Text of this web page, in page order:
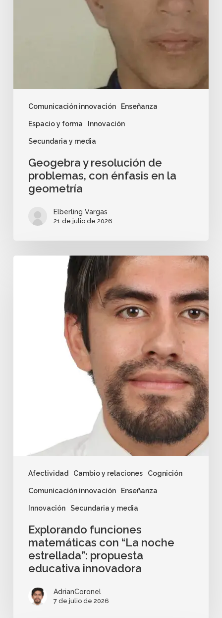
Comunicación innovación Enseñanza
Espacio y forma Innovación
Secundaria y media
Geogebra y resolución de
problemas, con énfasis en la
geometría
Elberling Vargas
21 de julio de 2026
Afectividad Cambio y relaciones Cognición
Comunicación innovación Enseñanza
Innovación Secundaria y media
Explorando funciones
matemáticas con “La noche
estrellada”: propuesta
educativa innovadora
AdrianCoronel
7 de julio de 2026